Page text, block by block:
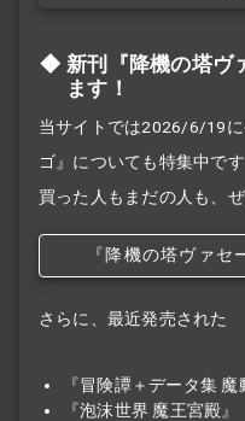
新刊『降機の塔ヴ
ます！
当サイトでは2026/6/19
ゴ』についても特集中です
買った人もまだの人も、
『降機の塔ヴァセ
さらに、最近発売された
『冒険譚＋データ集 魔
『泡沫世界 魔王宮殿』